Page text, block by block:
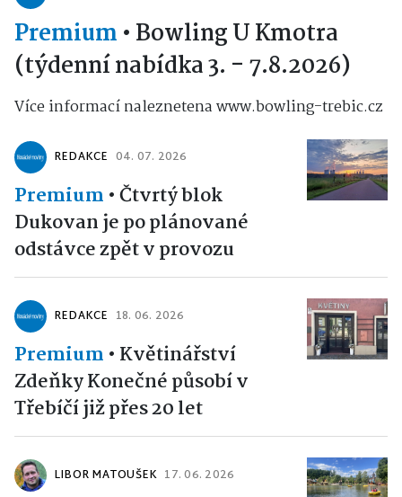
Premium • Bowling U Kmotra
(týdenní nabídka 3. - 7.8.2026)
Více informací naleznetena www.bowling-trebic.cz
REDAKCE 04. 07. 2026
Premium •Čtvrtý blok
Dukovan je po plánované
odstávce zpět v provozu
REDAKCE 18. 06. 2026
Premium • Květinářství
Zdeňky Konečné působí v
Třebíčí již přes 20 let
LIBOR MATOUŠEK 17. 06. 2026